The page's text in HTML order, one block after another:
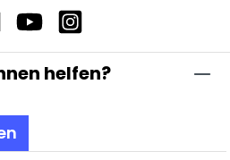
helfen?